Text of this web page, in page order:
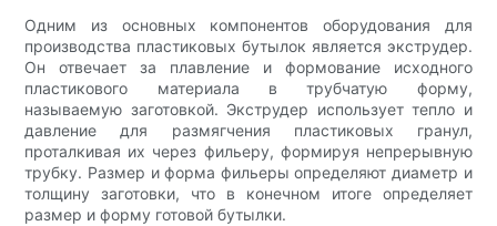
Одним из основных компонентов оборудования для
производства пластиковых бутылок является экструдер.
Он отвечает за плавление и формование исходного
пластикового материала в трубчатую форму,
называемую заготовкой. Экструдер использует тепло и
давление для размягчения пластиковых гранул,
проталкивая их через фильеру, формируя непрерывную
трубку. Размер и форма фильеры определяют диаметр и
толщину заготовки, что в конечном итоге определяет
размер и форму готовой бутылки.